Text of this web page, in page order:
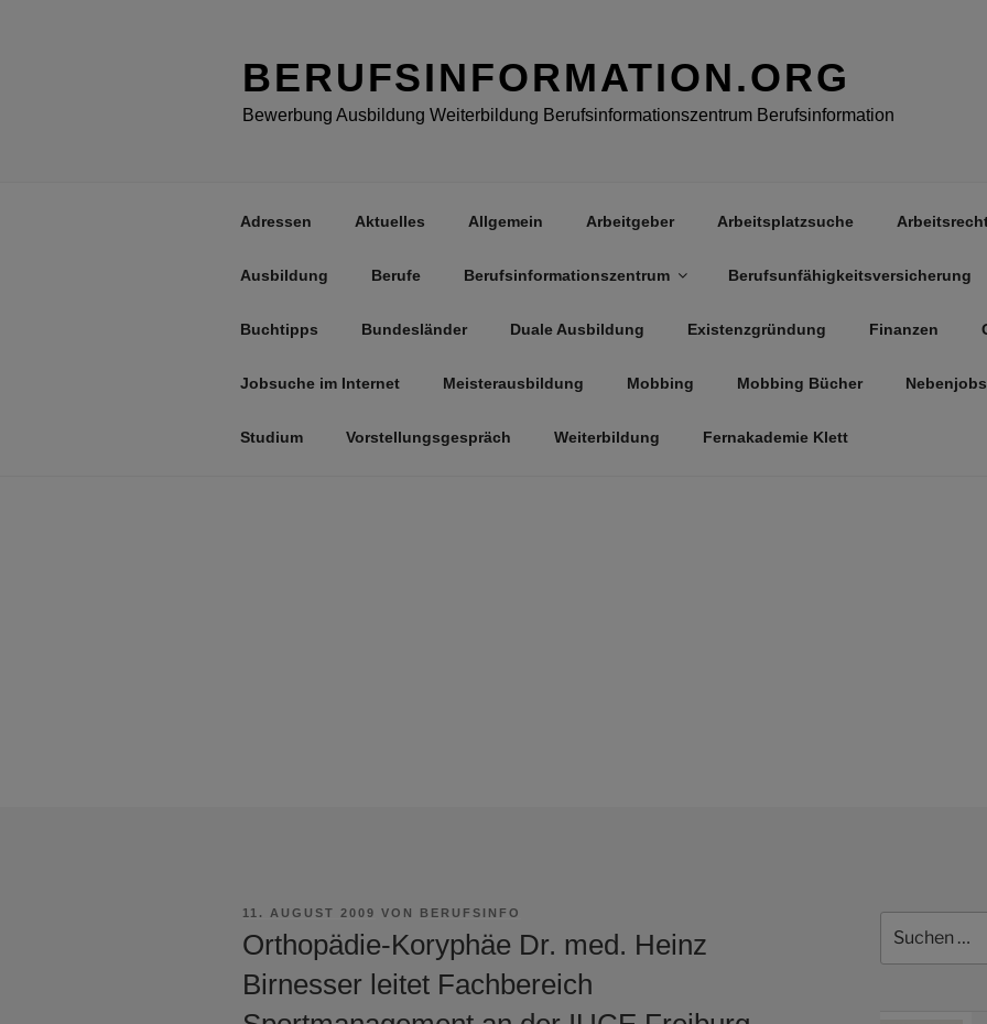
BERUFSINFORMATION.ORG
Bewerbung Ausbildung Weiterbildung Berufsinformationszentrum Berufsinformation
Adressen Aktuelles Allgemein Arbeitgeber Arbeitsplatzsuche
Ausbildung Berufe Berufsinformationszentrum Berufsunfähigkeitsversicherung
Buchtipps Bundesländer Duale Ausbildung Existenzgründung Finanzen
Jobsuche im Internet Meisterausbildung Mobbing Mobbing Bücher Nebenjobs
Studium Vorstellungsgespräch Weiterbildung Fernakademie Klett
VERÖFFENTLICHT
11. AUGUST 2009 VON BERUFSINFO
Orthopädie-Koryphäe Dr. med. Heinz
Birnesser leitet Fachbereich
nach: